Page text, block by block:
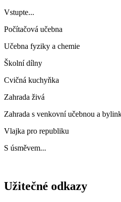
Vstupte...
Počítačová učebna
Učebna fyziky a chemie
Školní dílny
Cvičná kuchyňka
Zahrada živá
Zahrada s venkovní učebnou a
Vlajka pro republiku
S úsměvem...
Užitečné odkazy